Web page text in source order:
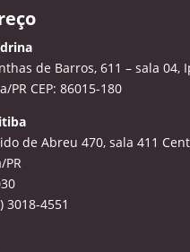
de Barros, 611 – sala 04,
PR CEP: 86015-180
de Abreu 470, sala 411
PR
3018-4551